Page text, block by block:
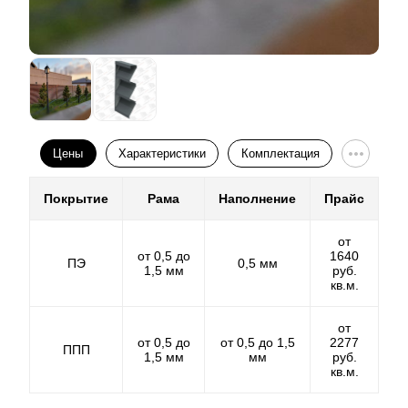
Еще один нюанс – выбор расцветок и фактур.
Разнообразие выбора есть только в том случае, если
толщина стального листа более 0.5 мм. В противном
случае выбор ограничивается двумя - тремя самыми
распространенными цветами.
Порошковое покрытие.
более выгодно. Оно обеспечивает богатство фактур
изготовления готового забора. Порошковое покрытие
обеспечивает долговечность готового изделия при
микрон. Чем толще слой декоративного покрытия,
тем дороже обойдется забор.
Цены Характеристики Комплектация
Покрытие Рама Наполнение Прайс
ПЭ
от 0,5 до
1,5 мм
0,5 мм
от
1640
руб.
кв.м.
ППП
от 0,5 до
1,5 мм
от 0,5 до 1,5
мм
от
2277
руб.
кв.м.